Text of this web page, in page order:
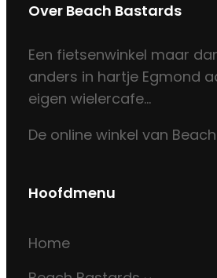
Over Beach Bastards
Een fietsenwinkel maar
anders in hartje Egmond
eigen wielercafe…
De online winkel van
Hoofdmenu
Home